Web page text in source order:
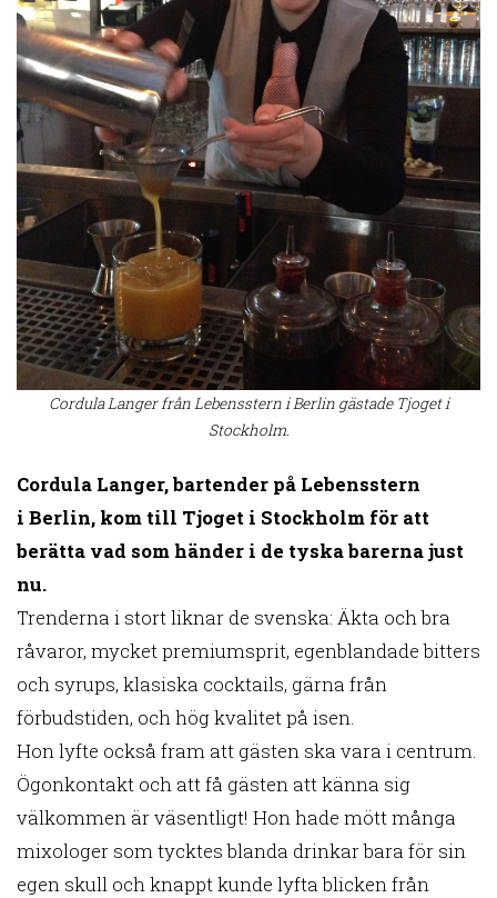
Cordula Langer från Lebensstern i Berlin gästade Tjoget i
Stockholm.
Cordula Langer, bartender på Lebensstern
i Berlin, kom till Tjoget i Stockholm för att
berätta vad som händer i de tyska barerna just
nu.
Trenderna i stort liknar de svenska: Äkta och bra
råvaror, mycket premiumsprit, egenblandade bitters
och syrups, klasiska cocktails, gärna från
förbudstiden, och hög kvalitet på isen.
Hon lyfte också fram att gästen ska vara i centrum.
Ögonkontakt och att få gästen att känna sig
välkommen är väsentligt! Hon hade mött många
mixologer som tycktes blanda drinkar bara för sin
egen skull och knappt kunde lyfta blicken från